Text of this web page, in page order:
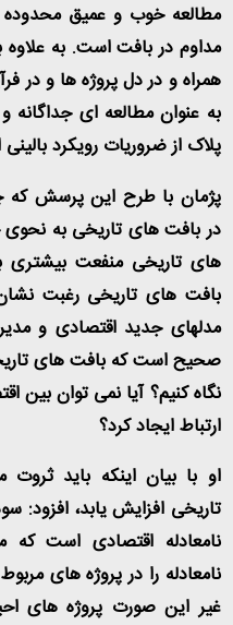
مطالعه خوب و عمیق
مداوم در بافت است. به
همراه و در دل پروژه ها و در
به عنوان مطالعه ای
پلاک از ضروریات رویکرد
پژمان با طرح این پرسش که
در بافت های تاریخی به نحوی
های تاریخی منفعت بیشتری
بافت های تاریخی رغبت
مدلهای جدید اقتصادی و
صحیح است که بافت های
نگاه کنیم؟ آیا نمی توان بین
ارتباط ایجاد کرد؟
او با بیان اینکه باید
تاریخی افزایش یابد، افزود:
نامعادله اقتصادی است
نامعادله را در پروژه های
غیر این صورت پروژه های